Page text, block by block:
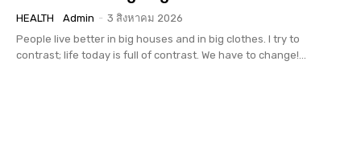
HEALTH Admin - 3 สิงหาคม 2026
People live better in big houses and in big clothes. I try to
contrast; life today is full of contrast. We have to change!...